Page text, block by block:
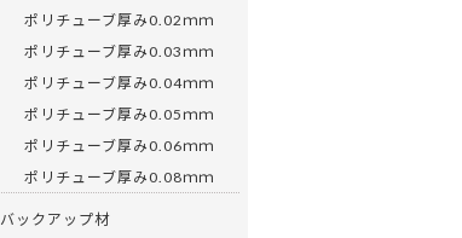
ポリチューブ厚み0.02ｍｍ
ポリチューブ厚み0.03ｍｍ
ポリチューブ厚み0.04ｍｍ
ポリチューブ厚み0.05ｍｍ
ポリチューブ厚み0.06ｍｍ
ポリチューブ厚み0.08ｍｍ
バックアップ材